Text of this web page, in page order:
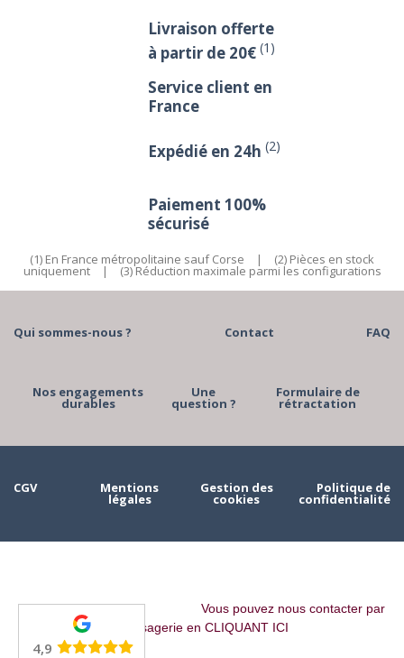
Livraison offerte
à partir de 20€ (1)
Service client en
France
Expédié en 24h (2)
Paiement 100%
sécurisé
(1) En France métropolitaine sauf Corse | (2) Pièces en stock
uniquement | (3) Réduction maximale parmi les configurations
Qui sommes-nous ? Contact FAQ
Nos engagements
durables
Une
question ?
Formulaire de
rétractation
CGV Mentions
légales
Gestion des
cookies
Politique de
confidentialité
Vous pouvez nous contacter par
messagerie en CLIQUANT ICI
4,9